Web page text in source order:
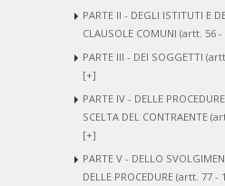
PARTE II - DEGLI ISTITUTI E
CLAUSOLE COMUNI (artt. 56
PARTE III - DEI SOGGETTI
[+]
PARTE IV - DELLE
SCELTA DEL CONTRAENTE
[+]
PARTE V - DELLO
DELLE PROCEDURE (artt. 77 -